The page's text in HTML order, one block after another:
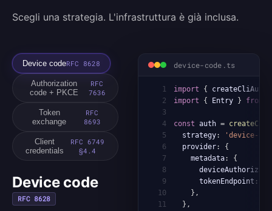
Scegli una strategia. L'infrastruttura è già inclusa.
Device codeRFC 8628
Authorization
code + PKCE
RFC
7636
Token
exchange
RFC
8693
Client
credentials
RFC 6749
§4.4
Device code
RFC 8628
device-code.ts
1 import { createCliAuth
2
import { Entry } from
3
4
const auth =
5
  strategy
:
'device-
6
  provider
:
{
7
    metadata
:
{
8
9
      tokenEndpoint
:
10
} ,
11
} ,